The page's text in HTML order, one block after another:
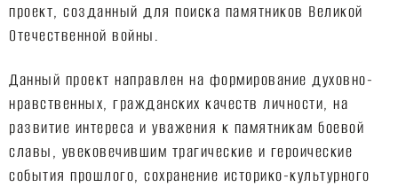
проект, созданный для поиска памятников Великой
Отечественной войны.
Данный проект направлен на формирование духовно-
нравственных, гражданских качеств личности, на
развитие интереса и уважения к памятникам боевой
славы, увековечившим трагические и героические
события прошлого, сохранение историко-культурного